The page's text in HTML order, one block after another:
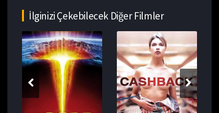
İlginizi Çekebilecek Diğer Filmler